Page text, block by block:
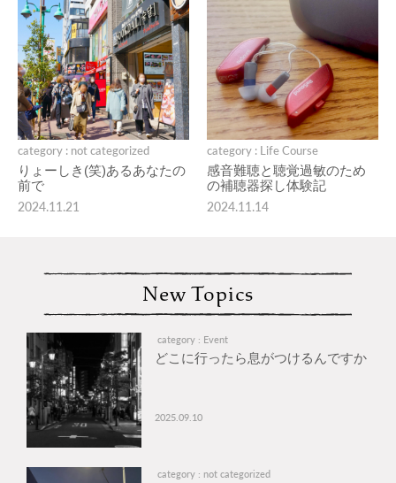
category : not categorized
りょーしき(笑)あるあなたの
前で
2024.11.21
category : Life Course
感音難聴と聴覚過敏のため
の補聴器探し体験記
2024.11.14
New Topics
category : Event
どこに行ったら息がつけるんですか
2025.09.10
category : not categorized